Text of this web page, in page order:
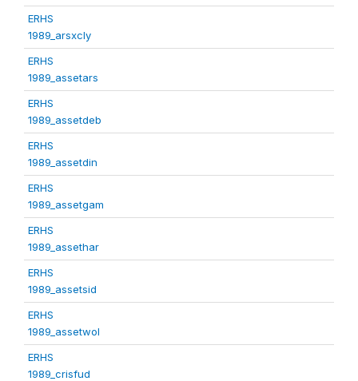
ERHS
1989_arsxcly
ERHS
1989_assetars
ERHS
1989_assetdeb
ERHS
1989_assetdin
ERHS
1989_assetgam
ERHS
1989_assethar
ERHS
1989_assetsid
ERHS
1989_assetwol
ERHS
1989_crisfud